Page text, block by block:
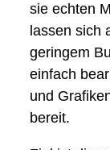
sie echten
lassen sich
geringem
einfach
und
bereit.